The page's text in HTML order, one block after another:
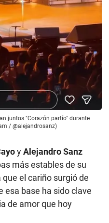
juntos "Corazón partío" durante
/ @alejandrosanz)
yAlejandro Sanz
más estables de su
el cariño surgió de
esa base ha sido clave
de amor que hoy